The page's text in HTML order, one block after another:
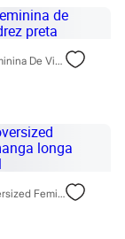
Camisa Feminina De Viscose Xadrez Preta
Camisa Oversized Feminina Manga Longa Xadrez Azul